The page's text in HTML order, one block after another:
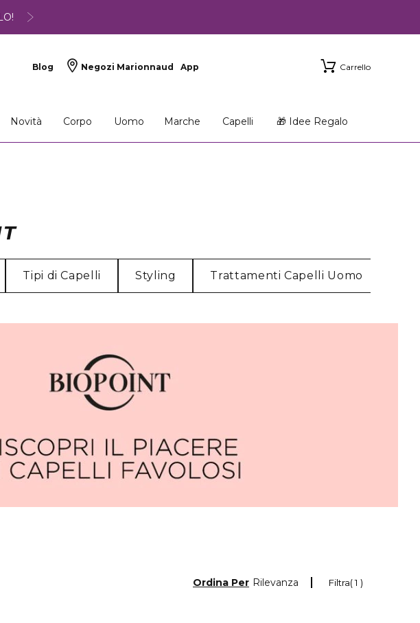
Blog Negozi Marionnaud App Carrello
Novità Corpo Uomo Marche Capelli 🎁 Idee Regalo
Tipi di Capelli Styling Trattamenti Capelli Uomo
Filtra 1
Ordina Per Rilevanza